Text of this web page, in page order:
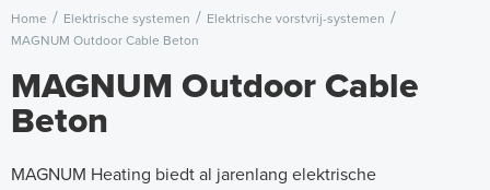
Home Elektrische systemen
Elektrische vorstvrij-systemen
MAGNUM Outdoor Cable Beton
MAGNUM Outdoor Cable
Beton
MAGNUM Heating biedt al jarenlang elektrische